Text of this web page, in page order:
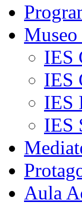
IES
IES
IES
IES
Aula